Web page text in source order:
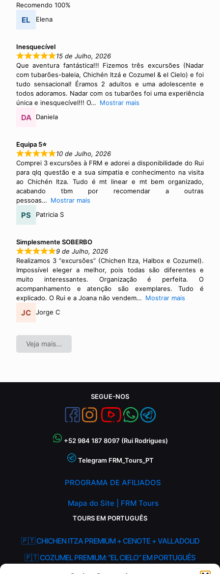
Recomendo 100%
Elena
Inesquecível
15 de Julho, 2026
Que aventura fantástica!!! Fizemos três excursões (Nadar
com tubarões-baleia, Chichén Itzá e Cozumel & el Cielo) e foi
tudo sensacional! Éramos 2 adultos e uma adolescente e
todos adoramos. Nadar com os tubarões foi uma experiência
única e inesquecível!!! O
Mostrar mais
Daniela
Equipa 5⭐
10 de Julho, 2026
Comprei 3 excursões à FRM e adorei a disponibilidade do Rui
para qlq questão e a sua simpatia e conhecimento na visita
ao Chichén Itza. Tudo é mt linear e mt bem organizado,
acabando tbm por recomendar a outras
pessoas
Mostrar mais
Patricia S
Simplesmente SOBERBO
9 de Julho, 2026
Realizamos 3 “excursões” (Chichen Itza, Halbox e Cozumel).
Impossível eleger a melhor, pois todas são diferentes e
muito interessantes. Organização é perfeita. O
acompanhamento e atenção são exemplares. Tudo é
explicado. O Rui e a Joana não vendem
Mostrar mais
Jorge C
Veja mais...
SEGUE-NOS
+52 984 187 8097 (Rui Rodrigues)
Telegram FRM_Tours_PT
PROGRAMA DE AFILIADOS
Mapa do Site | FRM Tours
TOURS EM PORTUGUÊS
🇵🇹 CHICHEN ITZA PREMIUM + CENOTE + VALLADOLID
🇵🇹 COZUMEL PREMIUM: “EL CIELO” EM PORTUGUÊS